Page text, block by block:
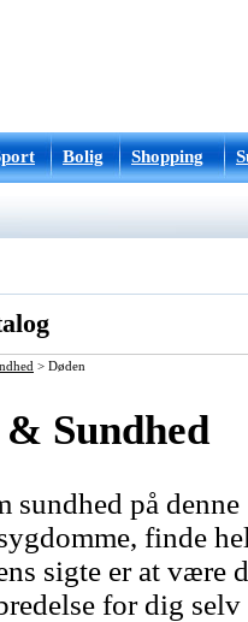
Bolig Shopping
> Døden
Sundhed
sundhed på
finde
sigte er at være
for dig